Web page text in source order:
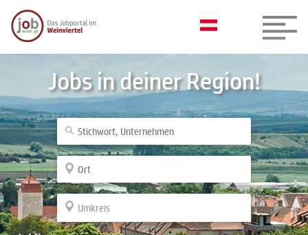
Jobs in deiner Region!